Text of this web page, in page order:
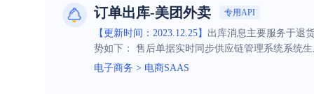
订单出库-美团外卖 专用API
【更新时间：2023.12.25】 出库消息主要服务于退
势如下： 售后单据实时同步供应链管理系统系统
电子商务 > 电商SAAS